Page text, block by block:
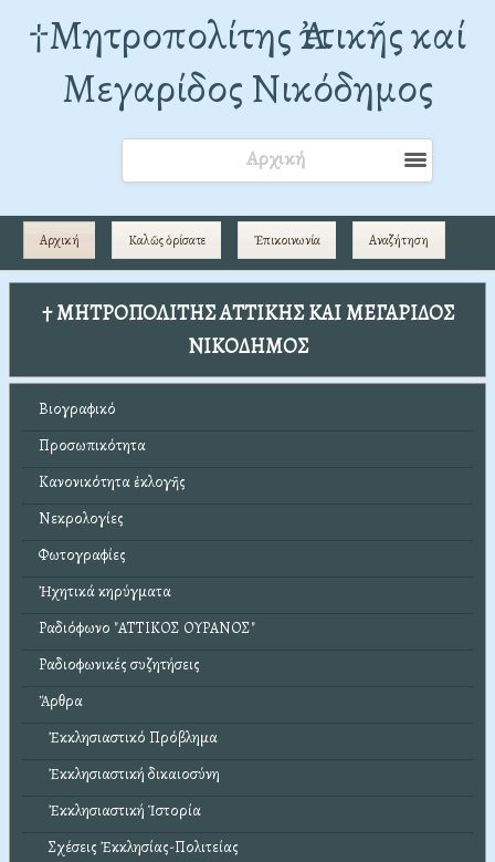
†Mητροπολίτης Ἀττικῆς καί
Μεγαρίδος Νικόδημος
Αρχική
Αρχική Καλῶς ὁρίσατε Ἐπικοινωνία Αναζήτηση
† ΜΗΤΡΟΠΟΛΙΤΗΣ ΑΤΤΙΚΗΣ ΚΑΙ ΜΕΓΑΡΙΔΟΣ
ΝΙΚΟΔΗΜΟΣ
Βιογραφικό
Προσωπικότητα
Κανονικότητα ἐκλογῆς
Νεκρολογίες
Φωτογραφίες
Ἠχητικά κηρύγματα
Ραδιόφωνο "ΑΤΤΙΚΟΣ ΟΥΡΑΝΟΣ"
Ραδιοφωνικές συζητήσεις
Ἄρθρα
Ἐκκλησιαστικό Πρόβλημα
Ἐκκλησιαστική δικαιοσύνη
Ἐκκλησιαστική Ἱστορία
Σχέσεις Ἐκκλησίας-Πολιτείας